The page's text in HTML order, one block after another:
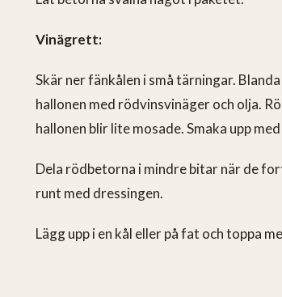
Vinägrett:
Skär ner fänkålen i små tärningar.
hallonen med rödvinsvinäger och olja.
hallonen blir lite mosade. Smaka upp
Dela rödbetorna i mindre bitar när de
runt med dressingen.
Lägg upp i en kål eller på fat och toppa